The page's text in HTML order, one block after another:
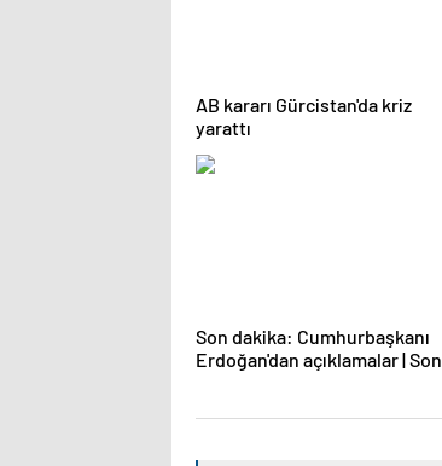
AB kararı Gürcistan'da kriz
yarattı
Son dakika: Cumhurbaşkanı
Erdoğan'dan açıklamalar | Son